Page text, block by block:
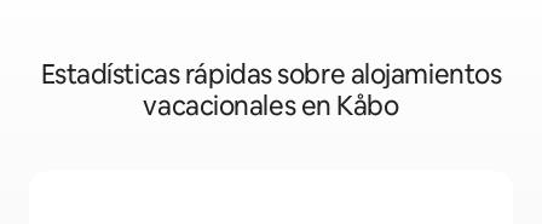
Estadísticas rápidas sobre alojamientos
vacacionales en Kåbo